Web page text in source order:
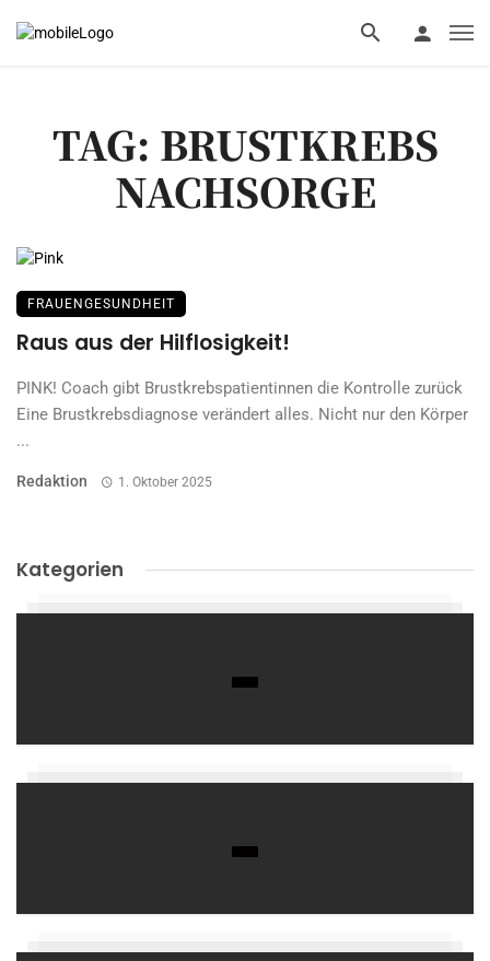
TAG: BRUSTKREBS
NACHSORGE
FRAUENGESUNDHEIT
Raus aus der Hilflosigkeit!
PINK! Coach gibt Brustkrebspatientinnen die Kontrolle zurück
Eine Brustkrebsdiagnose verändert alles. Nicht nur den Körper
...
Redaktion 1. Oktober 2025
Kategorien